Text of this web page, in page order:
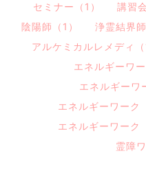
セミナー（1） 講習
陰陽師（1）
浄霊結界師
アルケミカルレメディ（
エネルギーワ
エネルギーワ
エネルギーワーク
エネルギーワーク
霊障